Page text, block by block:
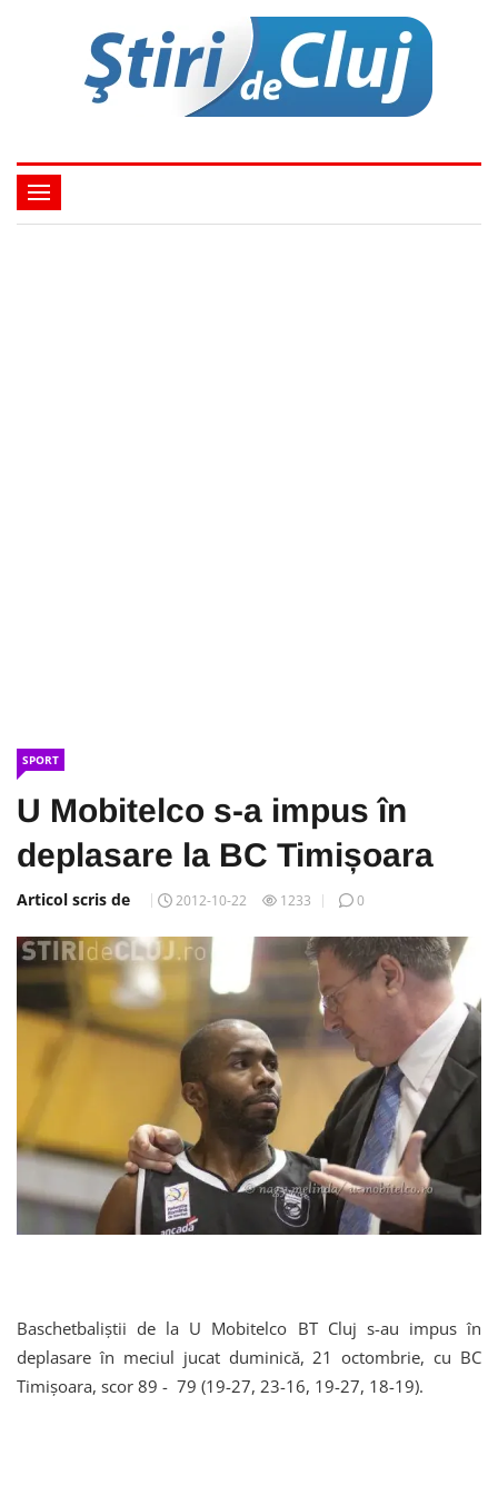
SPORT
U Mobitelco s-a impus în
deplasare la BC Timișoara
Articol scris de 2012-10-22 1233 0
Baschetbaliștii de la U Mobitelco BT Cluj s-au impus în
deplasare în meciul jucat duminică, 21 octombrie, cu BC
Timișoara, scor 89 - 79 (19-27, 23-16, 19-27, 18-19).